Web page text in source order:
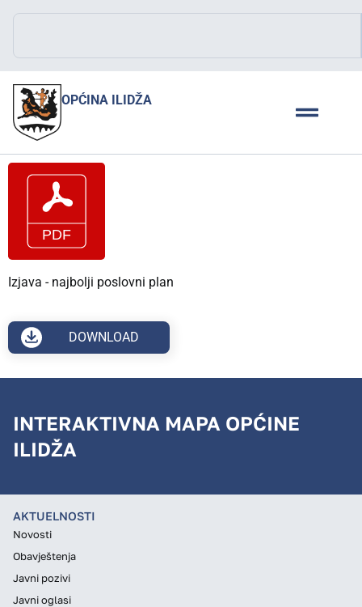
OPĆINA ILIDŽA
Izjava - najbolji poslovni plan
DOWNLOAD
INTERAKTIVNA MAPA OPĆINE
ILIDŽA
AKTUELNOSTI
Novosti
Obavještenja
Javni pozivi
Javni oglasi